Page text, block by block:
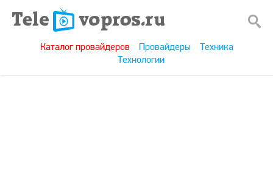
Каталог провайдеров Провайдеры
Техника
Технологии